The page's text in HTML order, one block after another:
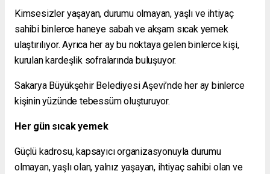
Kimsesizler yaşayan, durumu olmayan, yaşlı ve ihtiyaç
sahibi binlerce haneye sabah ve akşam sıcak yemek
ulaştırılıyor. Ayrıca her ay bu noktaya gelen binlerce kişi,
kurulan kardeşlik sofralarında buluşuyor.
Sakarya Büyükşehir Belediyesi Aşevi’nde her ay binlerce
kişinin yüzünde tebessüm oluşturuyor.
Her gün sıcak yemek
Güçlü kadrosu, kapsayıcı organizasyonuyla durumu
olmayan, yaşlı olan, yalnız yaşayan, ihtiyaç sahibi olan ve